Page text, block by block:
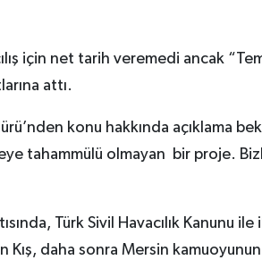
için net tarih veremedi ancak
attı.
konu hakkında açıklama
tahammülü olmayan bir proje.
Türk Sivil Havacılık Kanunu
daha sonra Mersin kamuoyunun